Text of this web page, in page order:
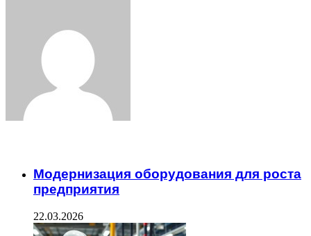
Модернизация оборудования для роста
предприятия
22.03.2026